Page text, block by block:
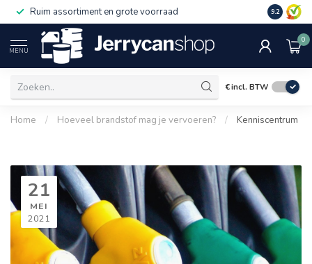
Ruim assortiment en grote voorraad 9.2
MENU
0
€incl. BTW
Home / Hoeveel brandstof mag je vervoeren? / Kenniscentrum
21
MEI
2021